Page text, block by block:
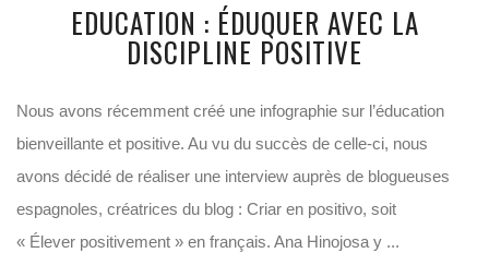
EDUCATION : ÉDUQUER AVEC LA
DISCIPLINE POSITIVE
Nous avons récemment créé une infographie sur l’éducation
bienveillante et positive. Au vu du succès de celle-ci, nous
avons décidé de réaliser une interview auprès de blogueuses
espagnoles, créatrices du blog : Criar en positivo, soit
« Élever positivement » en français. Ana Hinojosa y ...